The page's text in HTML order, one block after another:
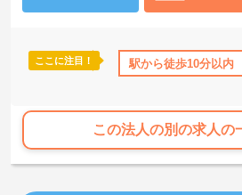
取得サポート 研修制度あり 産休･
ここに注目！ 駅から徒歩10分以内
この法人の別の求人の